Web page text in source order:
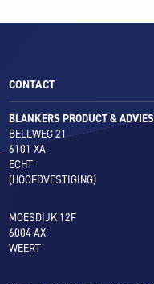
CONTACT
BLANKERS PRODUCT & ADVIES
BELLWEG 21
6101 XA
ECHT
(HOOFDVESTIGING)
MOESDIJK 12F
6004 AX
WEERT